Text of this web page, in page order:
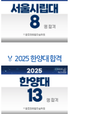
🏅 2025 한양대 합격